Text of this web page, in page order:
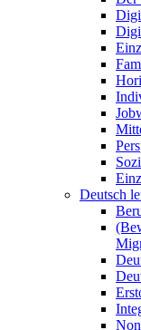
Deutsch